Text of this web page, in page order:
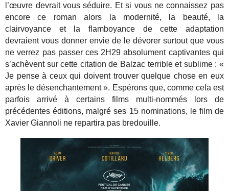
l’œuvre devrait vous séduire. Et si vous ne connaissez pas
encore ce roman alors la modernité, la beauté, la
clairvoyance et la flamboyance de cette adaptation
devraient vous donner envie de le dévorer surtout que vous
ne verrez pas passer ces 2H29 absolument captivantes qui
s’achèvent sur cette citation de Balzac terrible et sublime : «
Je pense à ceux qui doivent trouver quelque chose en eux
après le désenchantement ». Espérons que, comme cela est
parfois arrivé à certains films multi-nommés lors de
précédentes éditions, malgré ses 15 nominations, le film de
Xavier Giannoli ne repartira pas bredouille.